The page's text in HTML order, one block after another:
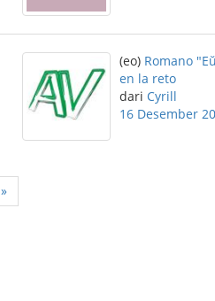
(eo) Romano
en la reto
dari Cyrill
16 Desember
»